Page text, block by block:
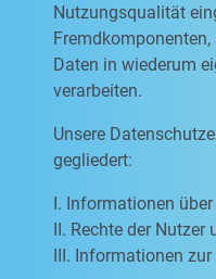
Nutzungsqualität
Daten in wiederum
verarbeiten.
Unsere
gegliedert:
I. Informationen
II. Rechte der Nutzer
III. Informationen